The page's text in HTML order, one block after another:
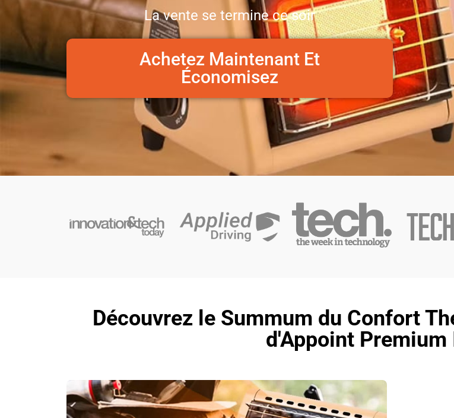
La vente se termine ce soir
Achetez Maintenant Et
Économisez
Découvrez le Summum du Confort
d'Appoint